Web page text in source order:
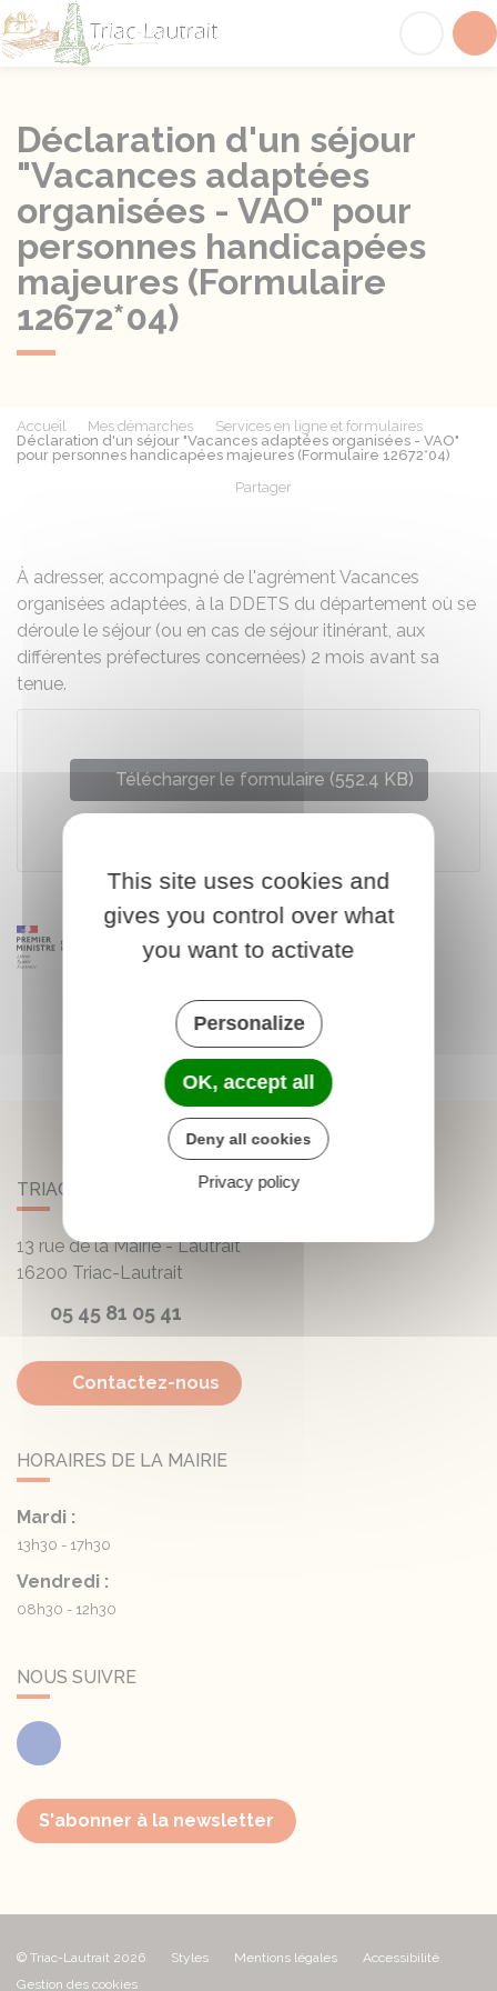
Déclaration d'un séjour
"Vacances adaptées
organisées - VAO" pour
personnes handicapées
majeures (Formulaire
12672*04)
Accueil Mes démarches
Services en ligne et formulaires
Déclaration d'un séjour "Vacances adaptées organisées - VAO"
pour personnes handicapées majeures (Formulaire 12672*04)
Partager
À adresser, accompagné de l'agrément Vacances
organisées adaptées, à la DDETS du département où se
déroule le séjour (ou en cas de séjour itinérant, aux
différentes préfectures concernées) 2 mois avant sa
tenue.
Télécharger le formulaire (552.4 KB)
TRIAC-LAUTRAIT
13 rue de la Mairie - Lautrait
16200 Triac-Lautrait
05 45 81 05 41
Contactez-nous
HORAIRES DE LA MAIRIE
Mardi :
13h30 - 17h30
Vendredi :
08h30 - 12h30
NOUS SUIVRE
Facebook
S'abonner à la newsletter
© Triac-Lautrait 2026 Styles Mentions légales
Accessibilité
Gestion des cookies
This site uses cookies and
gives you control over what
you want to activate
Personalize
OK, accept all
Deny all cookies
Privacy policy